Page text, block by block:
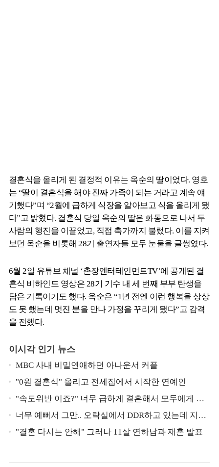
결혼식을 올리게 된 결정적 이유는 옥순의 딸이었다. 영호
는 “딸이 결혼식을 해야 진짜 가족이 되는 거라고 계속 얘
기했다”며 “2월에 급하게 식장을 알아보고 식을 올리게 됐
다”고 밝혔다. 결혼식 당일 옥순의 딸은 화동으로 나서 두
사람의 행진을 이끌었고, 직접 축가까지 불렀다. 이를 지켜
보던 옥순을 비롯해 28기 출연자들 모두 눈물을 글썽였다.
6월 2일 유튜브 채널 ‘촌장엔터테인먼트TV’에 공개된 결
혼식 비하인드 영상은 28기 기수 내 세 번째 부부 탄생을
담은 기록이기도 했다. 옥순은 “1년 전엔 이런 행복을 상상
도 못 했는데 멋진 분을 만나 가정을 꾸리게 됐다”고 감격
을 전했다.
이시각 인기 뉴스
MBC 사내 비밀연애하던 아나운서 커플
"0원 결혼식" 올리고 전세집에서 시작한 연예인
"속도위반 이죠?" 너무 급하게 결혼해서 모두에게 의
심 받았던 스타
너무 예뻐서 그만.. 오락실에서 DDR하고 있는데 지나
가던 이상민이 캐스팅했다는 연예인
"결혼 다시는 안해" 그러나 11살 연하남과 재혼 발표